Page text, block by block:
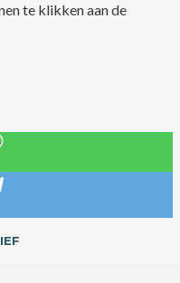
te klikken aan de